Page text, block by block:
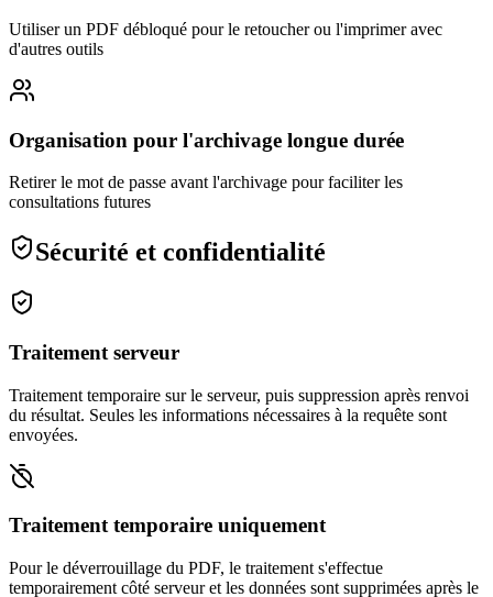
Utiliser un PDF débloqué pour le retoucher ou l'imprimer avec
d'autres outils
Organisation pour l'archivage longue durée
Retirer le mot de passe avant l'archivage pour faciliter les
consultations futures
Sécurité et confidentialité
Traitement serveur
Traitement temporaire sur le serveur, puis suppression après renvoi
du résultat. Seules les informations nécessaires à la requête sont
envoyées.
Traitement temporaire uniquement
Pour le déverrouillage du PDF, le traitement s'effectue
temporairement côté serveur et les données sont supprimées après le